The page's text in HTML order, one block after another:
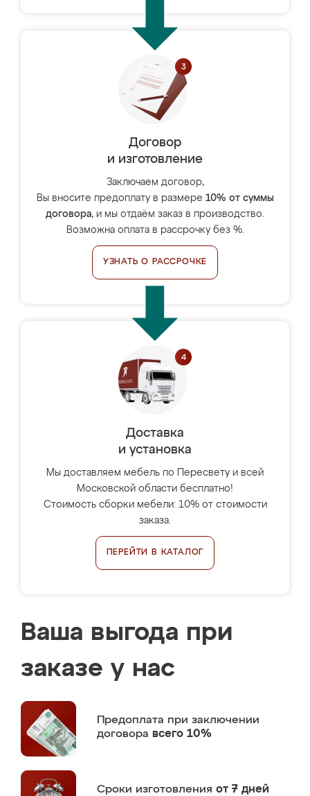
Договор
и изготовление
Заключаем договор,
Вы вносите предоплату в размере 10% от суммы
договора, и мы отдаём заказ в производство.
Возможна оплата в рассрочку без %.
УЗНАТЬ О РАССРОЧКЕ
Доставка
и установка
Мы доставляем мебель по Пересвету и всей
Московской области бесплатно!
Стоимость сборки мебели: 10% от стоимости
заказа.
ПЕРЕЙТИ В КАТАЛОГ
Ваша выгода при
заказе у нас
Предоплата при заключении
договора всего 10%
Сроки изготовления от 7 дней